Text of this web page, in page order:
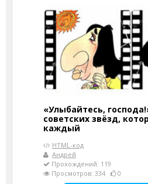
«Улыбайтесь,
советских звёзд,
каждый
HTML-код
Андрей
Прохождений: 119
Просмотров: 334
0